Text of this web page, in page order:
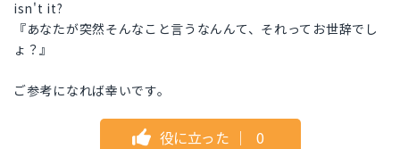
isn't it?
『あなたが突然そんなこと言うなんんて、それってお世辞でし
ょ？』
ご参考になれば幸いです。
役に立った ｜ 0